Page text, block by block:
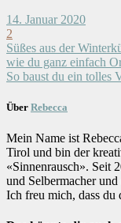
14. Januar 2020
2
Süßes aus der
wie du ganz einfach
So baust du ein tolles
Über Rebecca
Mein Name ist
Tirol und bin der
«Sinnenrausch». Seit
und Selbermacher
Ich freu mich, dass du